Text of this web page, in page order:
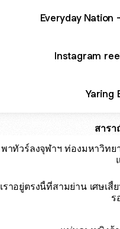
Everyday Nation
Instagram
Yaring
สาร
พาทัวร์ลงจุฬาฯ ท่องมหาวิท
เราอยู่ตรงนี้ที่สามย่าน เศษเ
ร